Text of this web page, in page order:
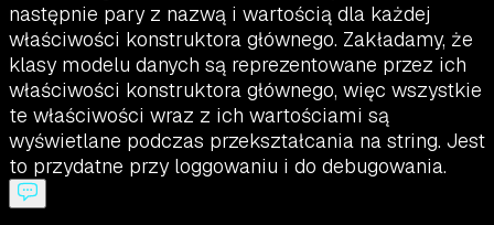
następnie pary z nazwą i wartością dla każdej
właściwości konstruktora głównego. Zakładamy, że
klasy modelu danych są reprezentowane przez ich
właściwości konstruktora głównego, więc wszystkie
te właściwości wraz z ich wartościami są
wyświetlane podczas przekształcania na string. Jest
to przydatne przy loggowaniu i do debugowania.